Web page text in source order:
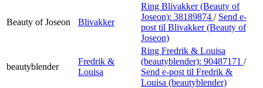
Beauty of Joseon Blivakker
Ring Blivakker (Beauty of
Joseon): 38189874 / Send e-
post til Blivakker (Beauty of
Joseon)
beautyblender
Fredrik &
Louisa
Ring Fredrik & Louisa
(beautyblender): 90487171 /
Send e-post til Fredrik &
Louisa (beautyblender)